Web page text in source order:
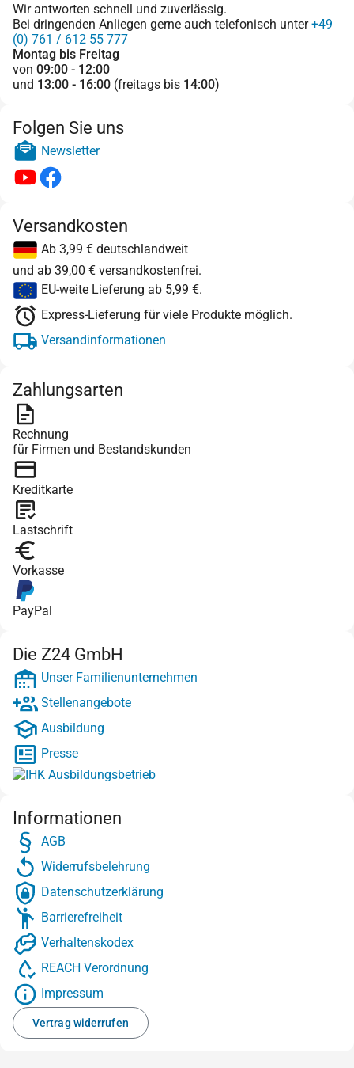
Wir antworten schnell und zuverlässig.
Bei dringenden Anliegen gerne auch telefonisch unter+49
(0) 761 / 612 55 777
Montag bis Freitag
von 09:00 - 12:00
und 13:00 - 16:00 (freitags bis 14:00)
Folgen Sie uns
Newsletter
Versandkosten
Ab 3,99 € deutschlandweit
und ab 39,00 € versandkostenfrei.
EU-weite Lieferung ab 5,99 €.
Express-Lieferung für viele Produkte möglich.
Versandinformationen
Zahlungsarten
Rechnung
für Firmen und Bestandskunden
Kreditkarte
Lastschrift
Vorkasse
PayPal
Die Z24 GmbH
Unser Familienunternehmen
Stellenangebote
Ausbildung
Presse
Informationen
AGB
Widerrufsbelehrung
Datenschutzerklärung
Barrierefreiheit
Verhaltenskodex
REACH Verordnung
Impressum
Vertrag widerrufen